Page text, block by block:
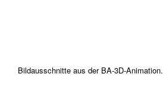
Bildausschnitte aus der BA-3D-Animation.